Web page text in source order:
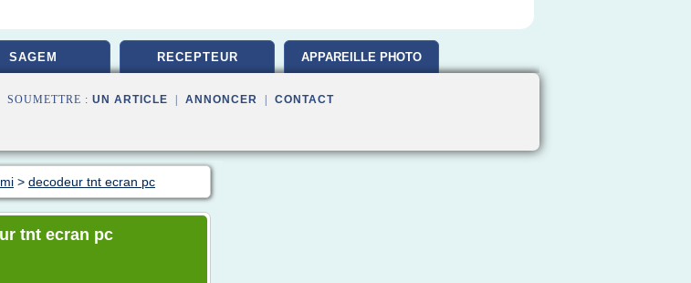
SAGEM RECEPTEUR APPAREILLE PHOTO
: UN ARTICLE ANNONCER CONTACT
> decodeur tnt ecran pc
tnt ecran pc